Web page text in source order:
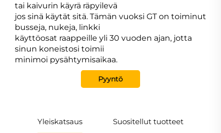
tai kaivurin käyrä räpyilevä
jos sinä käytät sitä. Tämän vuoksi GT on toiminut
busseja, nukeja, linkki
käyttöosat raappeille yli 30 vuoden ajan, jotta
sinun koneistosi toimii
minimoi pysähtymisaikaa.
Pyyntö
Yleiskatsaus Suositellut tuotteet